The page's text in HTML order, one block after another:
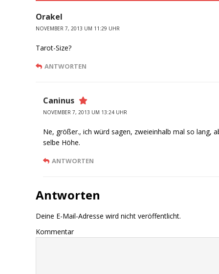
Orakel
NOVEMBER 7, 2013 UM 11:29 UHR
Tarot-Size?
ANTWORTEN
Caninus
NOVEMBER 7, 2013 UM 13:24 UHR
Ne, größer., ich würd sagen, zweieinhalb mal so lang,
selbe Höhe.
ANTWORTEN
Antworten
Deine E-Mail-Adresse wird nicht veröffentlicht.
Kommentar